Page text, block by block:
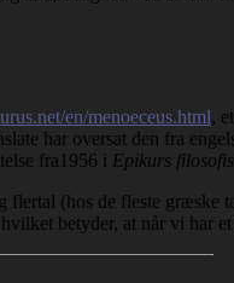
en/menoeceus.html,
har oversat den fra
fra1956 i Epikurs
flertal (hos de fleste
betyder, at når vi har